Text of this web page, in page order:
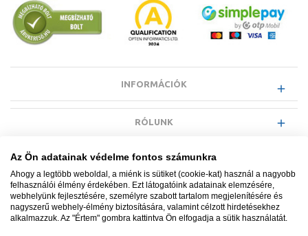
INFORMÁCIÓK
RÓLUNK
EGYÉB INFORMÁCIÓK
VÁSÁRLÓI INFORMÁCIÓK
Az Ön adatainak védelme fontos számunkra
Ahogy a legtöbb weboldal, a miénk is sütiket (cookie-kat) használ a nagyobb
felhasználói élmény érdekében. Ezt látogatóink adatainak elemzésére,
webhelyünk fejlesztésére, személyre szabott tartalom megjelenítésére és
nagyszerű webhely-élmény biztosítására, valamint célzott hirdetésekhez
alkalmazzuk. Az "Értem" gombra kattintva Ön elfogadja a sütik használatát.